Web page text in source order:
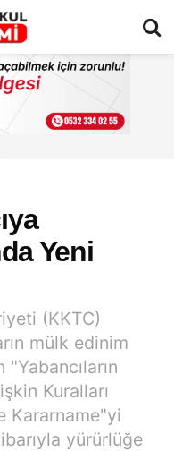
Yeni
(KKTC)
mülk edinim
Kuralları
Kararname"yi
yürürlüğe